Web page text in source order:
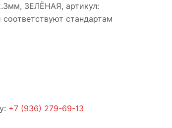
ЗЕЛЁНАЯ, артикул:
стандартам
+7 (936) 279-69-13